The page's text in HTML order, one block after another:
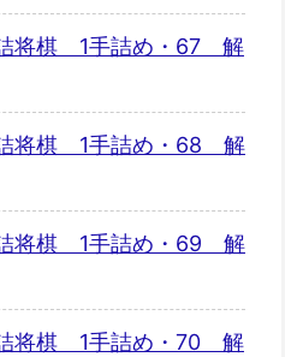
将棋 1手詰め・67 解
将棋 1手詰め・68 解
将棋 1手詰め・69 解
将棋 1手詰め・70 解